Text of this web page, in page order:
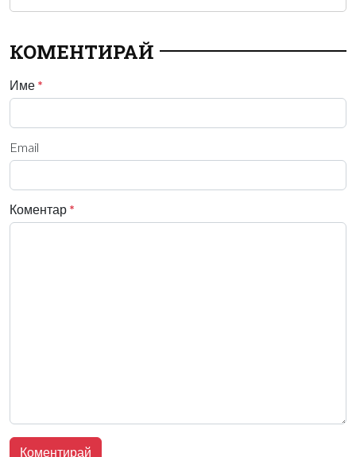
КОМЕНТИРАЙ
Име *
Email
Коментар *